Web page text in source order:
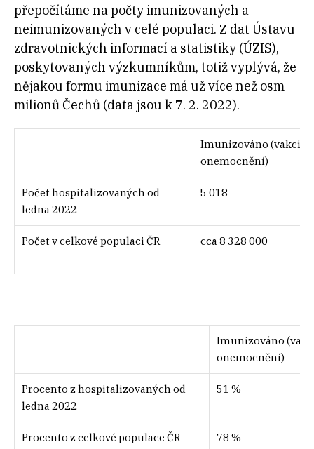
přepočítáme na počty imunizovaných a
neimunizovaných v celé populaci. Z dat Ústavu
zdravotnických informací a statistiky (ÚZIS),
poskytovaných výzkumníkům, totiž vyplývá, že
nějakou formu imunizace má už více než osm
milionů Čechů (data jsou k 7. 2. 2022).
Imunizováno
onemocnění)
Počet hospitalizovaných od
ledna 2022
5 018
Počet v celkové populaci ČR cca 8 328 000
Imunizováno
onemocnění)
Procento z hospitalizovaných od
ledna 2022
51 %
Procento z celkové populace ČR 78 %